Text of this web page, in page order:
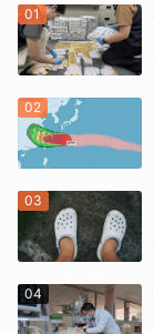
01
02
03
04